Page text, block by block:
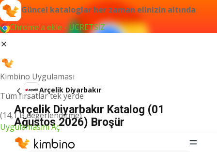
Güncel kataloglar her zaman elinizin altında
Chrome'a ekle - ÜCRETSİZ
Kimbino Uygulaması
Tüm fırsatlar tek yerde
(14,1 B değerlendirme)
Uygulamasını Aç
Arçelik Diyarbakır
Arçelik Diyarbakır Katalog (01
Ağustos 2026) Broşür